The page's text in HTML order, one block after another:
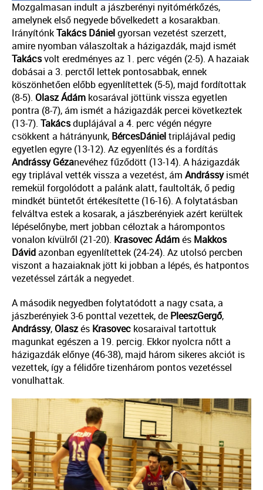
Mozgalmasan indult a jászberényi nyitómérkőzés,
amelynek első negyede bővelkedett a kosarakban.
IrányítónkTakács Dánielgyorsan vezetést szerzett,
amire nyomban válaszoltak a házigazdák, majd ismét
Takácsvolt eredményes az 1. perc végén (2-5). A hazaiak
dobásai a 3. perctől lettek pontosabbak, ennek
köszönhetően előbb egyenlítettek (5-5), majd fordítottak
(8-5). OlaszÁdám kosarával jöttünk vissza egyetlen
pontra (8-7), ám ismét a házigazdák percei következtek
(13-7). Takácsduplájával a 4. perc végén négyre
csökkent a hátrányunk, BércesDánieltriplájával pedig
egyetlen egyre (13-12). Az egyenlítés és a fordítás
Andrássy Gézanevéhez fűződött (13-14). A házigazdák
egy triplával vették vissza a vezetést, ám Andrássyismét
remekül forgolódott a palánk alatt, faultolták, ő pedig
mindkét büntetőt értékesítette (16-16). A folytatásban
felváltva estek a kosarak, a jászberényiek azért kerültek
lépéselőnybe, mert jobban céloztak a hárompontos
vonalon kívülről (21-20). KrasovecÁdámés Makkos
Dávidazonban egyenlítettek (24-24). Az utolsó percben
viszont a hazaiaknak jött ki jobban a lépés, és hatpontos
vezetéssel zárták a negyedet.
A második negyedben folytatódott a nagy csata, a
jászberényiek 3-6 ponttal vezettek, de PleeszGergő,
Andrássy,Olaszés Krasovec kosaraival tartottuk
magunkat egészen a 19. percig. Ekkor nyolcra nőtt a
házigazdák előnye (46-38), majd három sikeres akciót is
vezettek, így a félidőre tizenhárom pontos vezetéssel
vonulhattak.